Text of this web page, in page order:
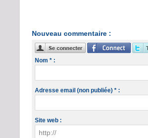
Nouveau commentaire :
Nom * :
Adresse email (non publiée) * :
Site web :